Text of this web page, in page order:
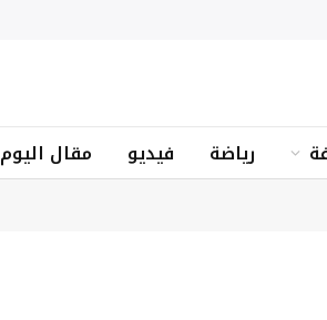
رياضة فيديو مقال اليوم